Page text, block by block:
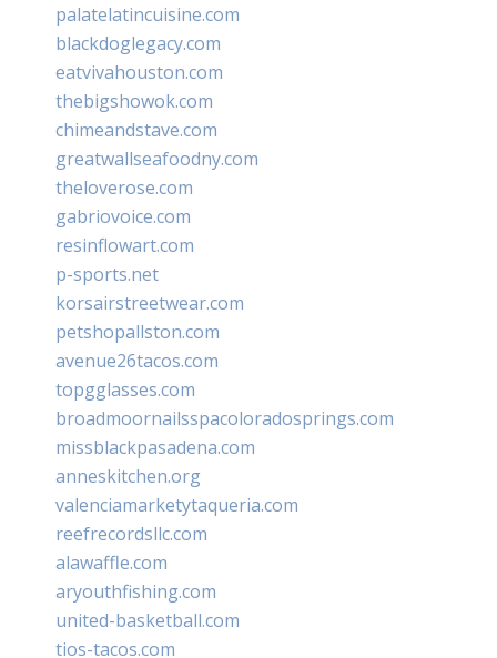
palatelatincuisine.com
blackdoglegacy.com
eatvivahouston.com
thebigshowok.com
chimeandstave.com
greatwallseafoodny.com
theloverose.com
gabriovoice.com
resinflowart.com
p-sports.net
korsairstreetwear.com
petshopallston.com
avenue26tacos.com
topgglasses.com
broadmoornailsspacoloradosprings.com
missblackpasadena.com
anneskitchen.org
valenciamarketytaqueria.com
reefrecordsllc.com
alawaffle.com
aryouthfishing.com
united-basketball.com
tios-tacos.com